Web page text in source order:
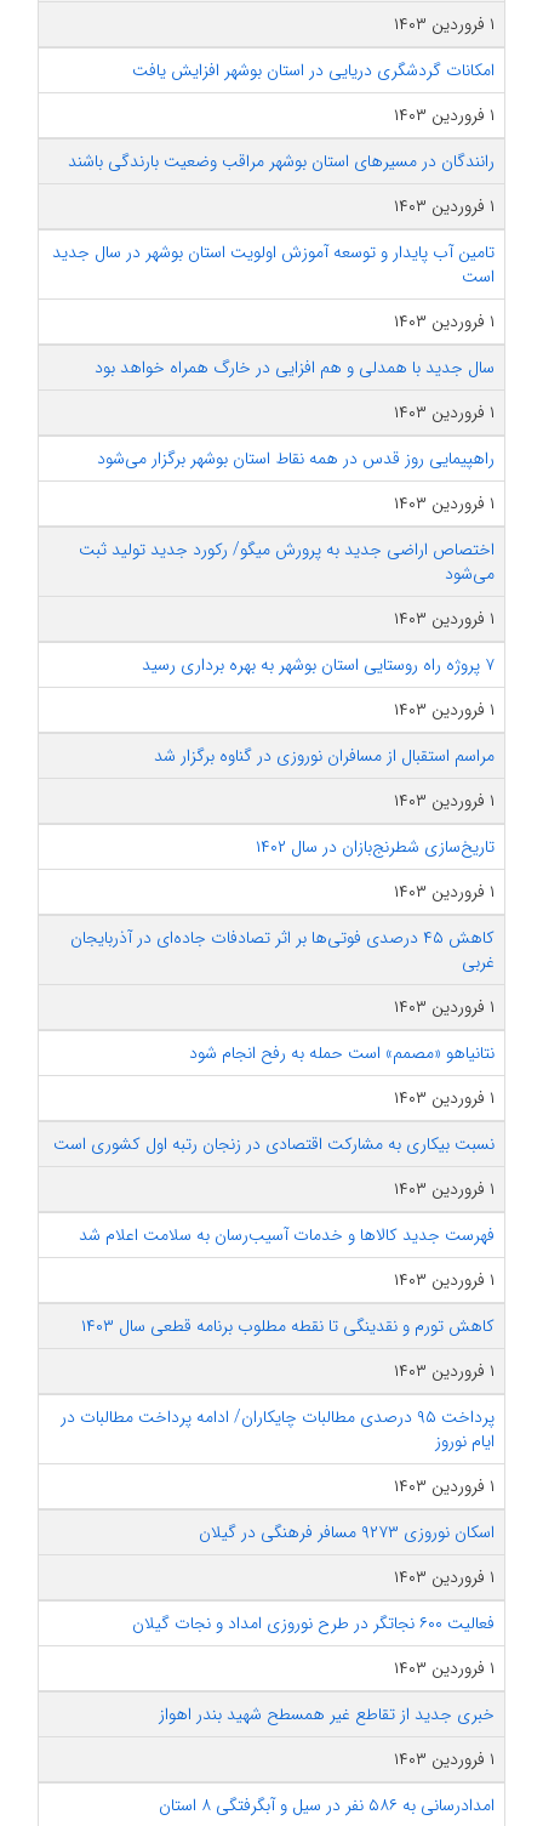
۱ فروردین ۱۴۰۳
امکانات گردشگری دریایی در استان بوشهر افزایش یافت
۱ فروردین ۱۴۰۳
رانندگان در مسیرهای استان بوشهر مراقب وضعیت بارندگی باشند
۱ فروردین ۱۴۰۳
تامین آب پایدار و توسعه آموزش اولویت استان بوشهر در سال جدید
است
۱ فروردین ۱۴۰۳
سال جدید با همدلی و هم افزایی در خارگ همراه خواهد بود
۱ فروردین ۱۴۰۳
راهپیمایی روز قدس در همه نقاط استان بوشهر برگزار می‌شود
۱ فروردین ۱۴۰۳
اختصاص اراضی جدید به پرورش میگو/ رکورد جدید تولید ثبت
می‌شود
۱ فروردین ۱۴۰۳
۷ پروژه راه روستایی استان بوشهر به بهره برداری رسید
۱ فروردین ۱۴۰۳
مراسم استقبال از مسافران نوروزی در گناوه برگزار شد
۱ فروردین ۱۴۰۳
تاریخ‌سازی شطرنج‌بازان در سال ۱۴۰۲
۱ فروردین ۱۴۰۳
کاهش ۴۵ درصدی فوتی‌ها بر اثر تصادفات جاده‌ای در آذربایجان
غربی
۱ فروردین ۱۴۰۳
نتانیاهو «مصمم» است حمله به رفح انجام شود
۱ فروردین ۱۴۰۳
نسبت بیکاری به مشارکت اقتصادی در زنجان رتبه اول کشوری است
۱ فروردین ۱۴۰۳
فهرست جدید کالاها و خدمات آسیب‌رسان به سلامت اعلام شد
۱ فروردین ۱۴۰۳
کاهش تورم و نقدینگی تا نقطه مطلوب برنامه قطعی سال ۱۴۰۳
۱ فروردین ۱۴۰۳
پرداخت ۹۵ درصدی مطالبات چایکاران/ ادامه پرداخت مطالبات در
ایام نوروز
۱ فروردین ۱۴۰۳
اسکان نوروزی ۹۲۷۳ مسافر فرهنگی در گیلان
۱ فروردین ۱۴۰۳
فعالیت ۶۰۰ نجاتگر در طرح نوروزی امداد و نجات گیلان
۱ فروردین ۱۴۰۳
خبری جدید از تقاطع غیر همسطح شهید بندر اهواز
۱ فروردین ۱۴۰۳
امدادرسانی به ۵۸۶ نفر در سیل و آبگرفتگی ۸ استان